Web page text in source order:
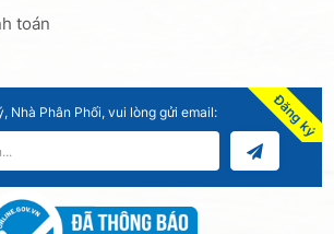
toán
Nhà Phân Phối, vui lòng gửi email: Đăng ký